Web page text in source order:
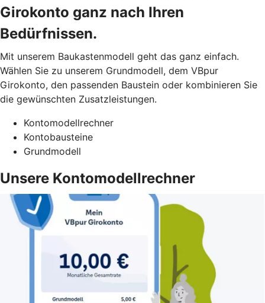
Girokonto ganz nach Ihren
Bedürfnissen.
Mit unserem Baukastenmodell geht das ganz einfach.
Wählen Sie zu unserem Grundmodell, dem VBpur
Girokonto, den passenden Baustein oder kombinieren Sie
die gewünschten Zusatzleistungen.
Kontomodellrechner
Kontobausteine
Grundmodell
Unsere Kontomodellrechner